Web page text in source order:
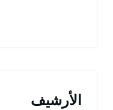
الأرشيف